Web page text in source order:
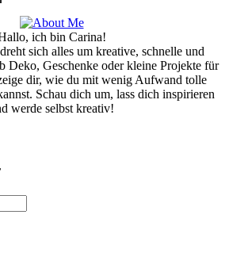
ich bin Carina!
sich alles um kreative, schnelle und
Deko, Geschenke oder kleine Projekte für
dir, wie du mit wenig Aufwand tolle
Schau dich um, lass dich inspirieren
werde selbst kreativ!